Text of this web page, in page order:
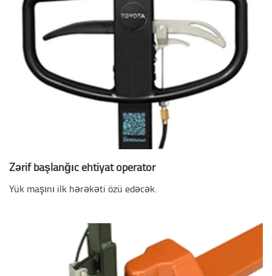
Zərif başlanğıc ehtiyat operator
Yük maşını ilk hərəkəti özü edəcək.